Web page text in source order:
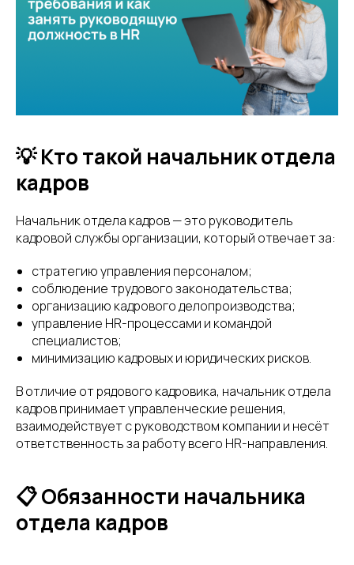
💡 Кто такой начальник отдела
кадров
Начальник отдела кадров — это руководитель
кадровой службы организации, который отвечает за:
стратегию управления персоналом;
соблюдение трудового законодательства;
организацию кадрового делопроизводства;
управление HR-процессами и командой
специалистов;
минимизацию кадровых и юридических рисков.
В отличие от рядового кадровика, начальник отдела
кадров принимает управленческие решения,
взаимодействует с руководством компании и несёт
ответственность за работу всего HR-направления.
📋 Обязанности начальника
отдела кадров